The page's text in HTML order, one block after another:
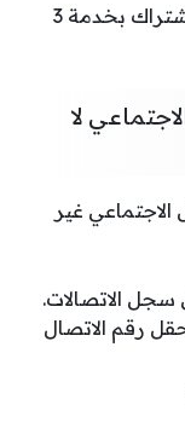
استلام إشعار يفيد بنجاح تفعيل الاشتراك بخدمة 3
الاجتماعي لا
ريال للتواصل الاجتماعي غير
سجل الاتصالات.
في حقل رقم الاتصال